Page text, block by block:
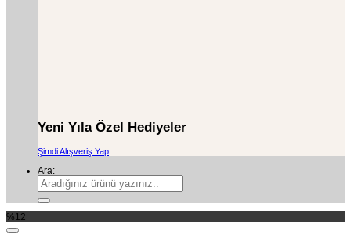
Yeni Yıla Özel Hediyeler
Şimdi Alışveriş Yap
Ara:
%12